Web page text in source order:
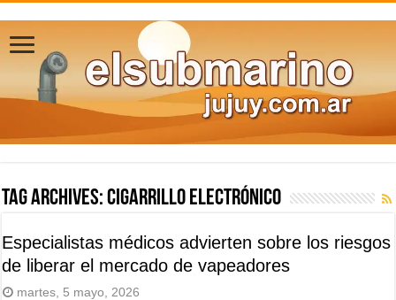
Tag Archives:cigarrillo electrónico
Especialistas médicos advierten sobre los riesgos
de liberar el mercado de vapeadores
martes, 5 mayo, 2026